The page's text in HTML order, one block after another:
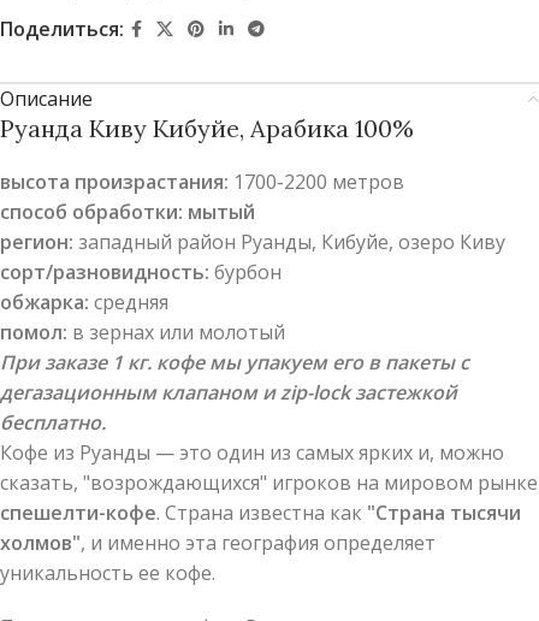
Поделиться:
Описание
Руанда Киву Кибуйе, Арабика 100%
высота произрастания: 1700-2200 метров
способ обработки: мытый
регион: западный район Руанды, Кибуйе, озеро Киву
сорт/разновидность: бурбон
обжарка: средняя
помол: в зернах или молотый
При заказе 1 кг. кофе мы упакуем его в пакеты с
дегазационным клапаном и zip-lock застежкой
бесплатно.
Кофе из Руанды — это один из самых ярких и, можно
сказать, "возрождающихся" игроков на мировом рынке
спешелти-кофе. Страна известна как "Страна тысячи
холмов", и именно эта география определяет
уникальность ее кофе.